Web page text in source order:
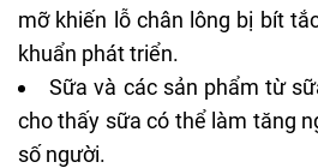
mỡ khiến lỗ chân lông bị bít
khuẩn phát triển.
Sữa và các sản phẩm từ
cho thấy sữa có thể làm tăng
số người.